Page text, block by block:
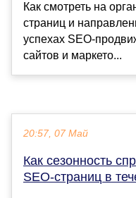
Как смотреть на
страниц и
успехах SEO-
сайтов и маркето...
20:57, 07 Май
Как сезонность
SEO-страниц в